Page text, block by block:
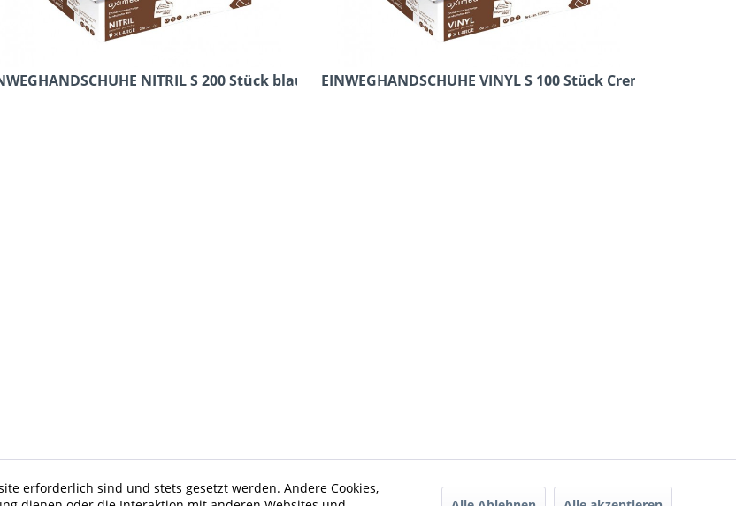
NITRIL S 200 Stück blau EINWEGHANDSCHUHE VINYL S 100 Stück Cremefarben
erforderlich sind und stets gesetzt werden. Andere Cookies,